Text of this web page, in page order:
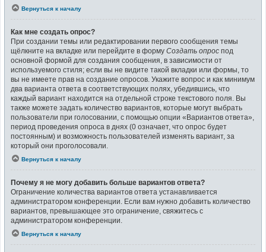
Вернуться к началу
Как мне создать опрос?
При создании темы или редактировании первого сообщения темы
щёлкните на вкладке или перейдите в форму Создать опрос под
основной формой для создания сообщения, в зависимости от
используемого стиля; если вы не видите такой вкладки или формы, то
вы не имеете прав на создание опросов. Укажите вопрос и как минимум
два варианта ответа в соответствующих полях, убедившись, что
каждый вариант находится на отдельной строке текстового поля. Вы
также можете задать количество вариантов, которые могут выбрать
пользователи при голосовании, с помощью опции «Вариантов ответа»,
период проведения опроса в днях (0 означает, что опрос будет
постоянным) и возможность пользователей изменять вариант, за
который они проголосовали.
Вернуться к началу
Почему я не могу добавить больше вариантов ответа?
Ограничение количества вариантов ответа устанавливается
администратором конференции. Если вам нужно добавить количество
вариантов, превышающее это ограничение, свяжитесь с
администратором конференции.
Вернуться к началу